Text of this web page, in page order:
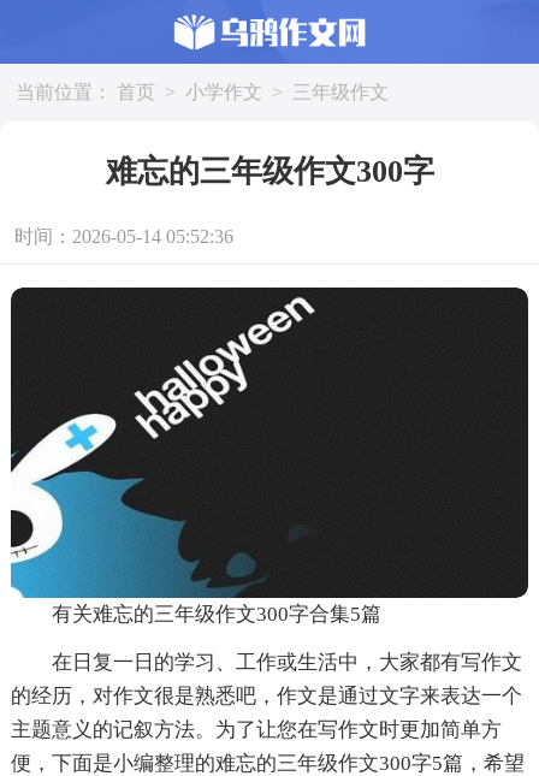
当前位置： 首页 > 小学作文 > 三年级作文
难忘的三年级作文300字
时间：2026-05-14 05:52:36
有关难忘的三年级作文300字合集5篇
在日复一日的学习、工作或生活中，大家都有写作文
的经历，对作文很是熟悉吧，作文是通过文字来表达一个
主题意义的记叙方法。为了让您在写作文时更加简单方
便，下面是小编整理的难忘的三年级作文300字5篇，希望